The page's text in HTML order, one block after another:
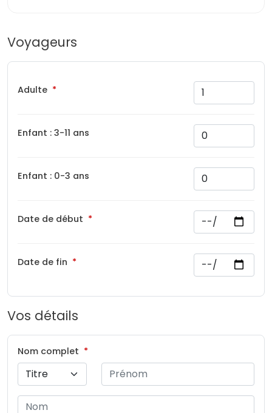
Voyageurs
Adulte
Enfant : 3-11 ans
Enfant : 0-3 ans
Date de début
Date de fin
Vos détails
Nom complet